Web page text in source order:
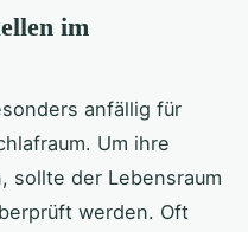
im
anfällig für
Um ihre
sollte der Lebensraum
werden. Oft